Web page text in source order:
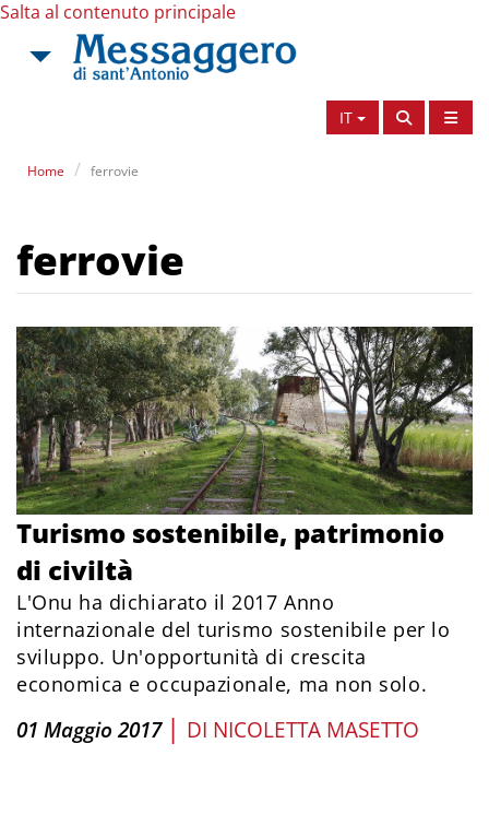
Salta al contenuto principale
IT
Home ferrovie
ferrovie
Turismo sostenibile, patrimonio
di civiltà
L'Onu ha dichiarato il 2017 Anno
internazionale del turismo sostenibile per lo
sviluppo. Un'opportunità di crescita
economica e occupazionale, ma non solo.
01 Maggio 2017 | DI NICOLETTA MASETTO